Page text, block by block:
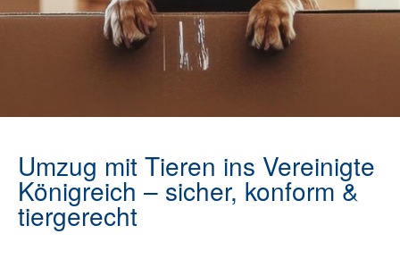
Umzug mit Tieren ins Vereinigte
Königreich – sicher, konform &
tiergerecht